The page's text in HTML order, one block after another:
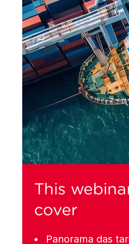
This
cover
Panorama das